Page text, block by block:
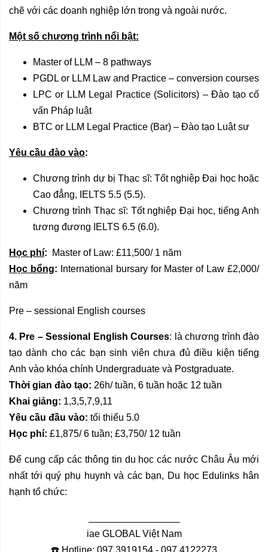
chẽ với các doanh nghiệp lớn trong và ngoài nước.
Một số chương trình nổi bật:
Master of LLM – 8 pathways
PGDL or LLM Law and Practice – conversion courses
LPC or LLM Legal Practice (Solicitors) – Đào tạo cố
vấn Pháp luật
BTC or LLM Legal Practice (Bar) – Đào tạo Luật sư
Yêu cầu đào vào:
Chương trình dự bị Thạc sĩ: Tốt nghiệp Đại học hoặc
Cao đẳng, IELTS 5.5 (5.5).
Chương trình Thạc sĩ: Tốt nghiệp Đại học, tiếng Anh
tương đương IELTS 6.5 (6.0).
Học phí:
Master of Law: £11,500/ 1 năm
Học bổng: International bursary for Master of Law £2,000/
năm
Pre – sessional English courses
4. Pre – Sessional English Courses: là chương trình đào
tạo dành cho các bạn sinh viên chưa đủ điều kiện tiếng
Anh vào khóa chính Undergraduate và Postgraduate.
Thời gian đào tạo: 26h/ tuần, 6 tuần hoặc 12 tuần
Khai giảng: 1,3,5,7,9,11
Yêu cầu đầu vào: tối thiểu 5.0
Học phí: £1,875/ 6 tuần; £3,750/ 12 tuần
Để cung cấp các thông tin du học các nước Châu Âu mới
nhất tới quý phụ huynh và các bạn, Du học Edulinks hân
hạnh tổ chức:
iae GLOBAL Việt Nam
☎️ Hotline: 097 3919154 - 097 4122273